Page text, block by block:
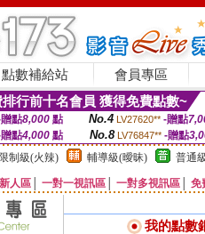
點數補給站 會員專區
行前十名會員 獲得免費點數~
點8,000點 No.4 LV27620** -贈點
點4,000 點 No.8 LV76847** -贈點
限制級(火辣) 輔導級(曖昧) 普通
新人區 一對一視訊區 一對多視訊區 免
我的點數